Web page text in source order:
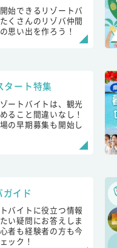
始できるリゾートバ
くさんのリゾバ仲間
思い出を作ろう！
タート特集
ートバイトは、観光
ること間違いなし！
の早期募集も開始し
ガイド
バイトに役立つ情報
い疑問にお答えしま
者も経験者の方も今
ック！